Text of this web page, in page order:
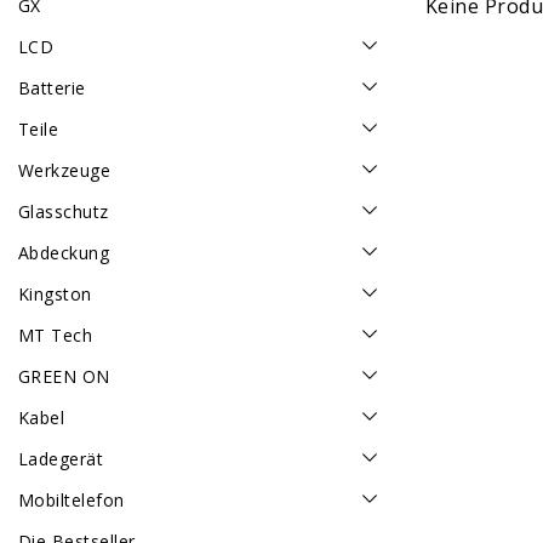
GX
LCD
Batterie
Teile
Werkzeuge
Glasschutz
Abdeckung
Kingston
MT Tech
GREEN ON
Kabel
Ladegerät
Mobiltelefon
Keine